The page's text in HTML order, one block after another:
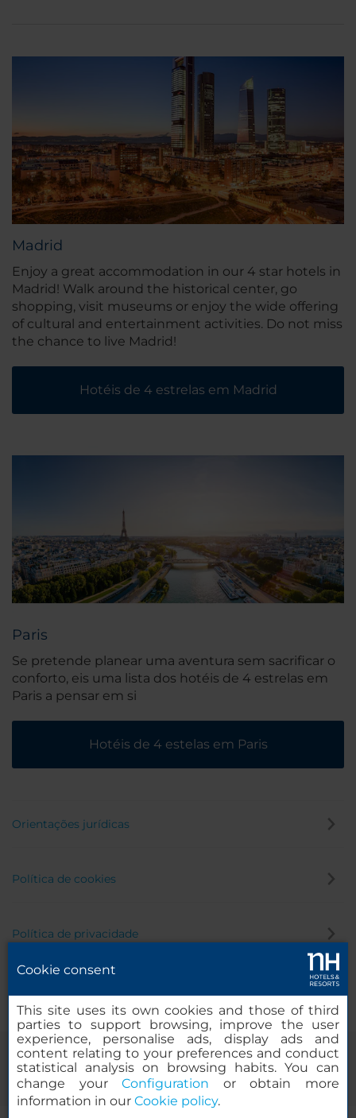
Madrid
Enjoy a great accommodation in our 4 star hotels in
Madrid! Walk around the historical center, go
shopping, visit museums or enjoy the wide offering
of cultural and entertainment activities. Do not miss
the chance to live Madrid!
Hotéis de 4 estrelas em Madrid
Paris
Se pretende planear uma aventura sem sacrificar o
conforto, eis uma lista dos hotéis de 4 estrelas em
Paris a pensar em si
Hotéis de 4 estelas em Paris
Orientações jurídicas
Política de cookies
Política de privacidade
Cookie consent
This site uses its own cookies and those of third
parties to support browsing, improve the user
experience, personalise ads, display ads and
content relating to your preferences and conduct
statistical analysis on browsing habits. You can
change yourConfiguration or obtain more
information in our Cookie policy.